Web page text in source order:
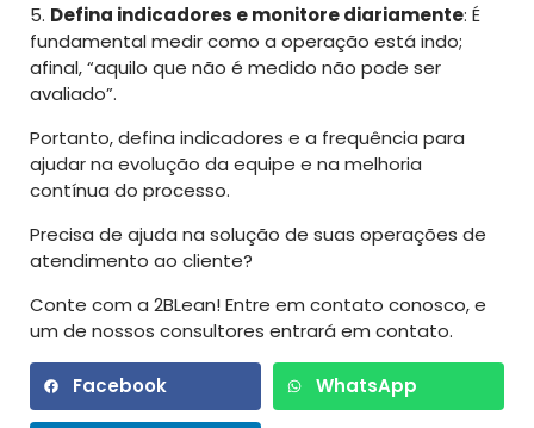
5. Defina indicadores e monitore diariamente: É
fundamental medir como a operação está indo;
afinal, “aquilo que não é medido não pode ser
avaliado”.
Portanto, defina indicadores e a frequência para
ajudar na evolução da equipe e na melhoria
contínua do processo.
Precisa de ajuda na solução de suas operações de
atendimento ao cliente?
Conte com a 2BLean! Entre em contato conosco, e
um de nossos consultores entrará em contato.
Facebook WhatsApp